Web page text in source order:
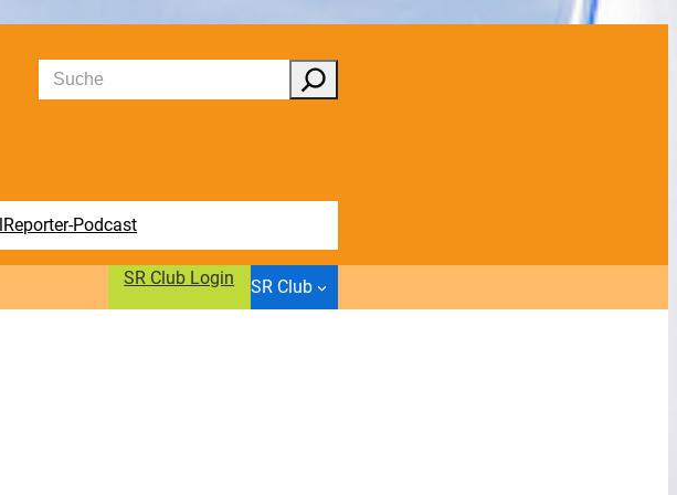
Suchen
Podcast
SR Club Login SR Club